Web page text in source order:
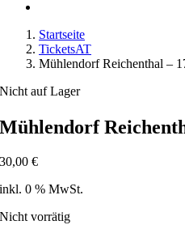
Startseite
TicketsAT
Mühlendorf Reichenthal –
Nicht auf Lager
Mühlendorf
30,00€
inkl. 0 % MwSt.
Nicht vorrätig